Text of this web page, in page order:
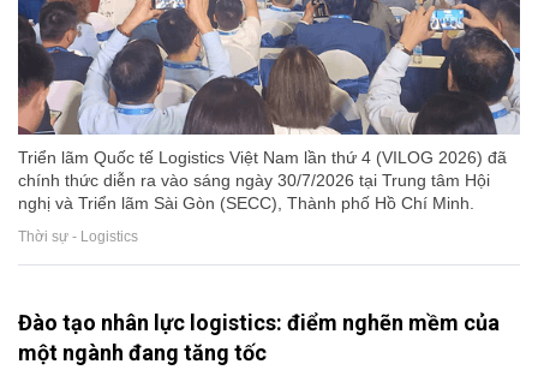
Triển lãm Quốc tế Logistics Việt Nam lần thứ 4 (VILOG 2026) đã
chính thức diễn ra vào sáng ngày 30/7/2026 tại Trung tâm Hội
nghị và Triển lãm Sài Gòn (SECC), Thành phố Hồ Chí Minh.
Thời sự - Logistics
Đào tạo nhân lực logistics: điểm nghẽn mềm của
một ngành đang tăng tốc